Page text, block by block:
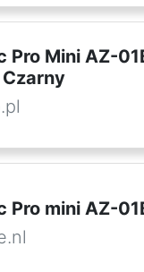
Pro Mini AZ-
Pro mini AZ-